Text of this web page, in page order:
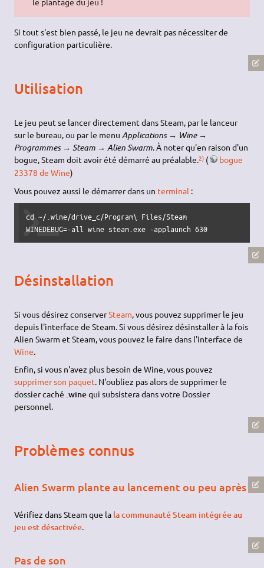
Si tout s'est bien passé, le jeu ne devrait pas nécessiter de
configuration particulière.
Utilisation
Le jeu peut se lancer directement dans Steam, par le lanceur
sur le bureau, ou par le menu Applications → Wine →
Programmes → Steam → Alien Swarm. À noter qu'en raison d'un
bogue, Steam doit avoir été démarré au préalable.2) (
bogue
23378 de Wine)
Vous pouvez aussi le démarrer dans un terminal :
cd ~/.wine/drive_c/Program\ Files/Steam
WINEDEBUG=-all wine steam.exe -applaunch 630
Désinstallation
Si vous désirez conserverSteam, vous pouvez supprimer le jeu
depuis l'interface de Steam. Si vous désirez désinstaller à la fois
Alien Swarm et Steam, vous pouvez le faire dans l'interface de
Wine.
Enfin, si vous n'avez plus besoin de Wine, vous pouvez
supprimer son paquet. N'oubliez pas alors de supprimer le
dossier caché .winequi subsistera dans votre Dossier
personnel.
Problèmes connus
Alien Swarm plante au lancement ou peu après
Vérifiez dans Steam que la la communauté Steam intégrée au
jeu est désactivée.
Pas de son